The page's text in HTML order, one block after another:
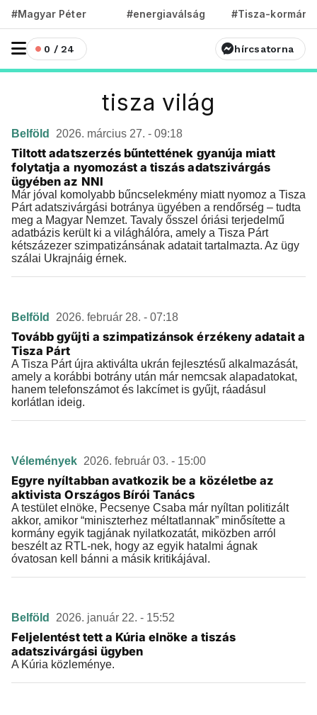
#Magyar Péter #energiaválság #Tisza-kormány
0 / 24 hírcsatorna
tisza világ
Belföld 2026. március 27. - 09:18
Tiltott adatszerzés bűntettének gyanúja miatt
folytatja a nyomozást a tiszás adatszivárgás
ügyében az NNI
Már jóval komolyabb bűncselekmény miatt nyomoz a Tisza
Párt adatszivárgási botránya ügyében a rendőrség – tudta
meg a Magyar Nemzet. Tavaly ősszel óriási terjedelmű
adatbázis került ki a világhálóra, amely a Tisza Párt
kétszázezer szimpatizánsának adatait tartalmazta. Az ügy
szálai Ukrajnáig érnek.
Belföld 2026. február 28. - 07:18
Tovább gyűjti a szimpatizánsok érzékeny adatait a
Tisza Párt
A Tisza Párt újra aktiválta ukrán fejlesztésű alkalmazását,
amely a korábbi botrány után már nemcsak alapadatokat,
hanem telefonszámot és lakcímet is gyűjt, ráadásul
korlátlan ideig.
Vélemények 2026. február 03. - 15:00
Egyre nyíltabban avatkozik be a közéletbe az
aktivista Országos Bírói Tanács
A testület elnöke, Pecsenye Csaba már nyíltan politizált
akkor, amikor “miniszterhez méltatlannak” minősítette a
kormány egyik tagjának nyilatkozatát, miközben arról
beszélt az RTL-nek, hogy az egyik hatalmi ágnak
óvatosan kell bánni a másik kritikájával.
Belföld 2026. január 22. - 15:52
Feljelentést tett a Kúria elnöke a tiszás
adatszivárgási ügyben
A Kúria közleménye.